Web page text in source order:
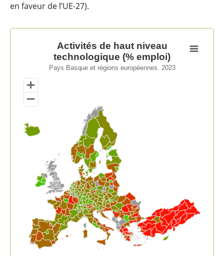
en faveur de l’UE-27).
Activités de haut niveau technologique (% emploi)
Map of unspecified region with 1 data series.
Pays Basque et régions européennes. 2023
View as data table, Activités de haut niveau
Activités de haut niveau
technologique (% emploi)
Pays Basque et régions européennes. 2023